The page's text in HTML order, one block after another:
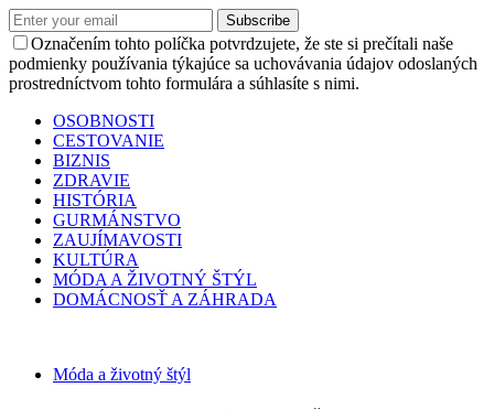
Subscribe
Označením tohto políčka potvrdzujete, že ste si prečítali naše
podmienky používania týkajúce sa uchovávania údajov odoslaných
prostredníctvom tohto formulára a súhlasíte s nimi.
OSOBNOSTI
CESTOVANIE
BIZNIS
ZDRAVIE
HISTÓRIA
GURMÁNSTVO
ZAUJÍMAVOSTI
KULTÚRA
MÓDA A ŽIVOTNÝ ŠTÝL
DOMÁCNOSŤ A ZÁHRADA
Móda a životný štýl